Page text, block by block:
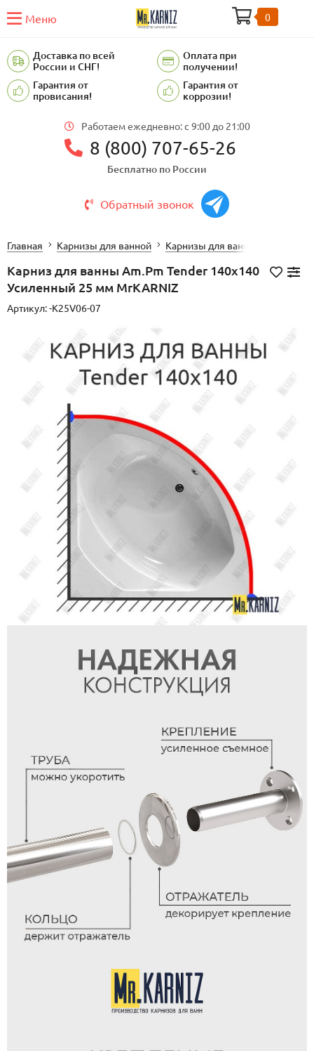
Меню 0
Доставка по всей
России и СНГ!
Оплата при
получении!
Гарантия от
провисания!
Гарантия от
коррозии!
Работаем ежедневно: c 9:00 до 21:00
8 (800) 707-65-26
Бесплатно по России
Обратный звонок
Главная Карнизы для ванной Карнизы для ванной AM.PM.
Карниз для ванны Am.Pm Tender 140х140
Усиленный 25 мм MrKARNIZ
Артикул:-K25V06-07